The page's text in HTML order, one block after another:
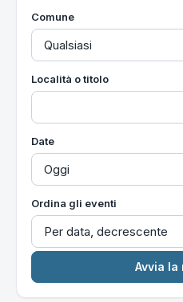
Comune
Località o titolo
Date
Ordina gli eventi